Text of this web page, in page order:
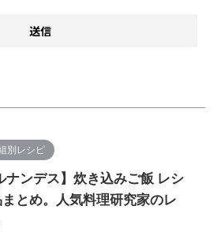
別レシピ
ナンデス】炊き込みご飯 レシ
とめ。人気料理研究家のレ